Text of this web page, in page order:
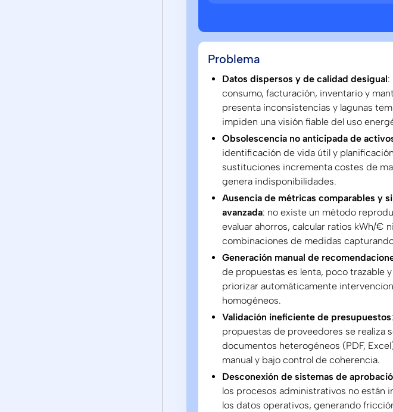
Problema
Datos dispersos y de calidad desigual:
consumo, facturación, inventario y
presenta inconsistencias y lagunas
impiden una visión fiable del uso
Obsolescencia no anticipada de
identificación de vida útil y
sustituciones incrementa costes de
genera indisponibilidades.
Ausencia de métricas comparables y
avanzada: no existe un método
evaluar ahorros, calcular ratios kWh/€
combinaciones de medidas
Generación manual de
de propuestas es lenta, poco trazable
priorizar automáticamente
homogéneos.
Validación ineficiente de presupuestos
propuestas de proveedores se realiza
documentos heterogéneos (PDF,
manual y bajo control de coherencia.
Desconexión de sistemas de
los procesos administrativos no están
los datos operativos, generando